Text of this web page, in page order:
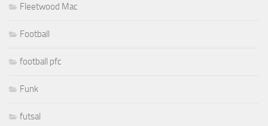
Fleetwood Mac
Football
football pfc
Funk
futsal